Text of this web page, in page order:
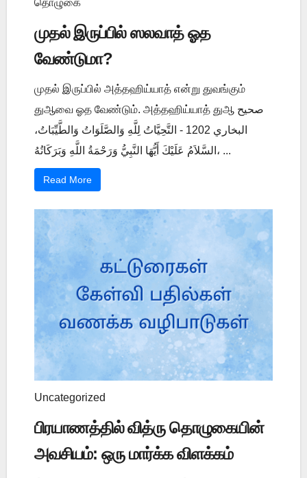
முதல் இருப்பில் ஸலவாத் ஓத
வேண்டுமா?
முதல் இருப்பில் அத்தஹிய்யாத் என்று துவங்கும்
துஆவை ஓத வேண்டும். அத்தஹிய்யாத் துஆ صحيح
البخاري 1202 - التَّحِيَّاتُ لِلَّهِ وَالصَّلَوَاتُ وَالطَّيِّبَاتُ،
السَّلاَمُ عَلَيْكَ أَيُّهَا النَّبِيُّ وَرَحْمَةُ اللَّهِ وَبَرَكَاتُهُ، ...
Read More
Uncategorized
பிரயாணத்தில் வித்ரு தொழுகையின்
அவசியம்: ஒரு மார்க்க விளக்கம்